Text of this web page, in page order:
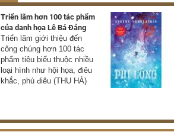
Triển lãm hơn 100 tác phẩm
của danh họa Lê Bá Đảng
Triển lãm giới thiệu đến
công chúng hơn 100 tác
phẩm tiêu biểu thuộc nhiều
loại hình như hội họa, điêu
khắc, phù điêu (THU HÀ)